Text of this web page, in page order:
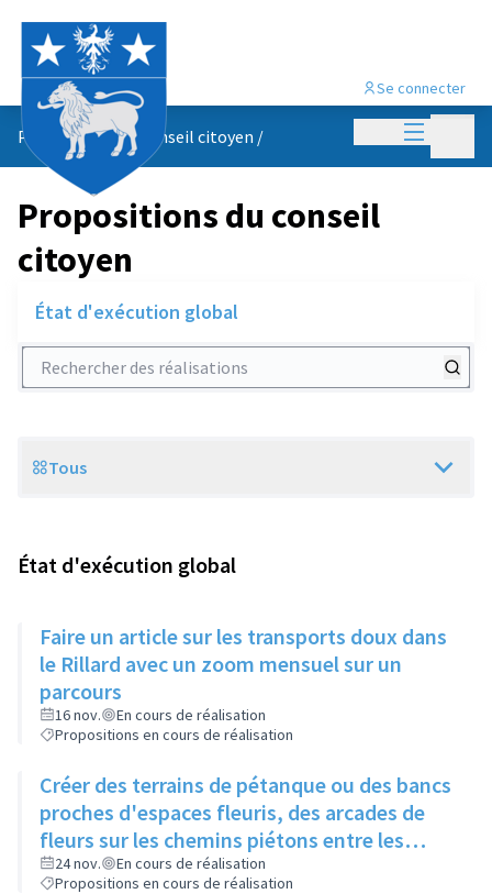
Menu
Se connecter
Propositions du conseil citoyen /
Propositions du conseil
citoyen
État d'exécution global
Rechercher des réalisations
Scope
Tous
État d'exécution global
Faire un article sur les transports doux dans
le Rillard avec un zoom mensuel sur un
parcours
16 nov.
En cours de réalisation
Propositions en cours de réalisation
Créer des terrains de pétanque ou des bancs
proches d'espaces fleuris, des arcades de
fleurs sur les chemins piétons entre les
immeubles
24 nov.
En cours de réalisation
Propositions en cours de réalisation